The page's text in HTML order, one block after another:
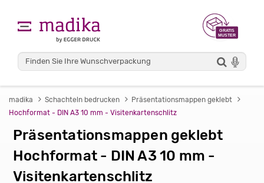
madika Schachteln bedrucken
Präsentationsmappen geklebt
Hochformat - DIN A3 10 mm - Visitenkartenschlitz
Präsentationsmappen geklebt
Hochformat - DIN A3 10 mm -
Visitenkartenschlitz